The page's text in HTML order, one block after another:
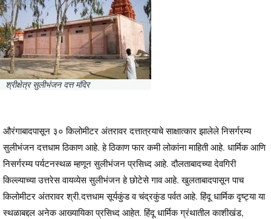
श्रीक्षेत्र सुलीभंजन दत्त मंदिर
औरंगाबादपासून ३० किलोमीटर अंतरावर दत्तात्रयाचे साक्षात्कार झालेले निसर्गरम्य
सुलीभंजन दत्तधाम ठिकाण आहे. हे ठिकाण फार कमी लोकांना माहिती आहे. धार्मिक आणि
निसर्गरम्य पर्यटनस्थळ म्हणून सुलीभंजन प्रसिध्द आहे. दौलताबादच्या देवगिरी
किल्ल्याच्या उत्तरेस वायव्येस सुलीभंजन हे छोटेसे गाव आहे. खुलताबादपासून पाच
किलोमीटर अंतरावर श्री.दत्तधाम सूर्यकुंड व चंद्रकुंड पर्वत आहे. हिंदू धार्मिक दृष्ट्या या
स्थळाबद्दल अनेक आख्यायिका प्रसिध्द आहेत. हिंदू धार्मिक ग्रंथातील काशीखंड,